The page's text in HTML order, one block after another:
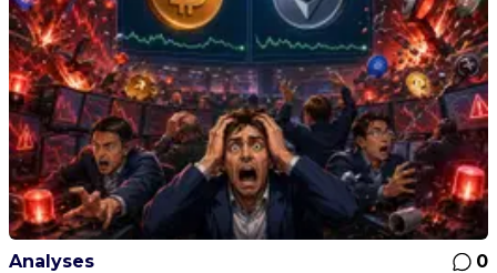
Analyses
0